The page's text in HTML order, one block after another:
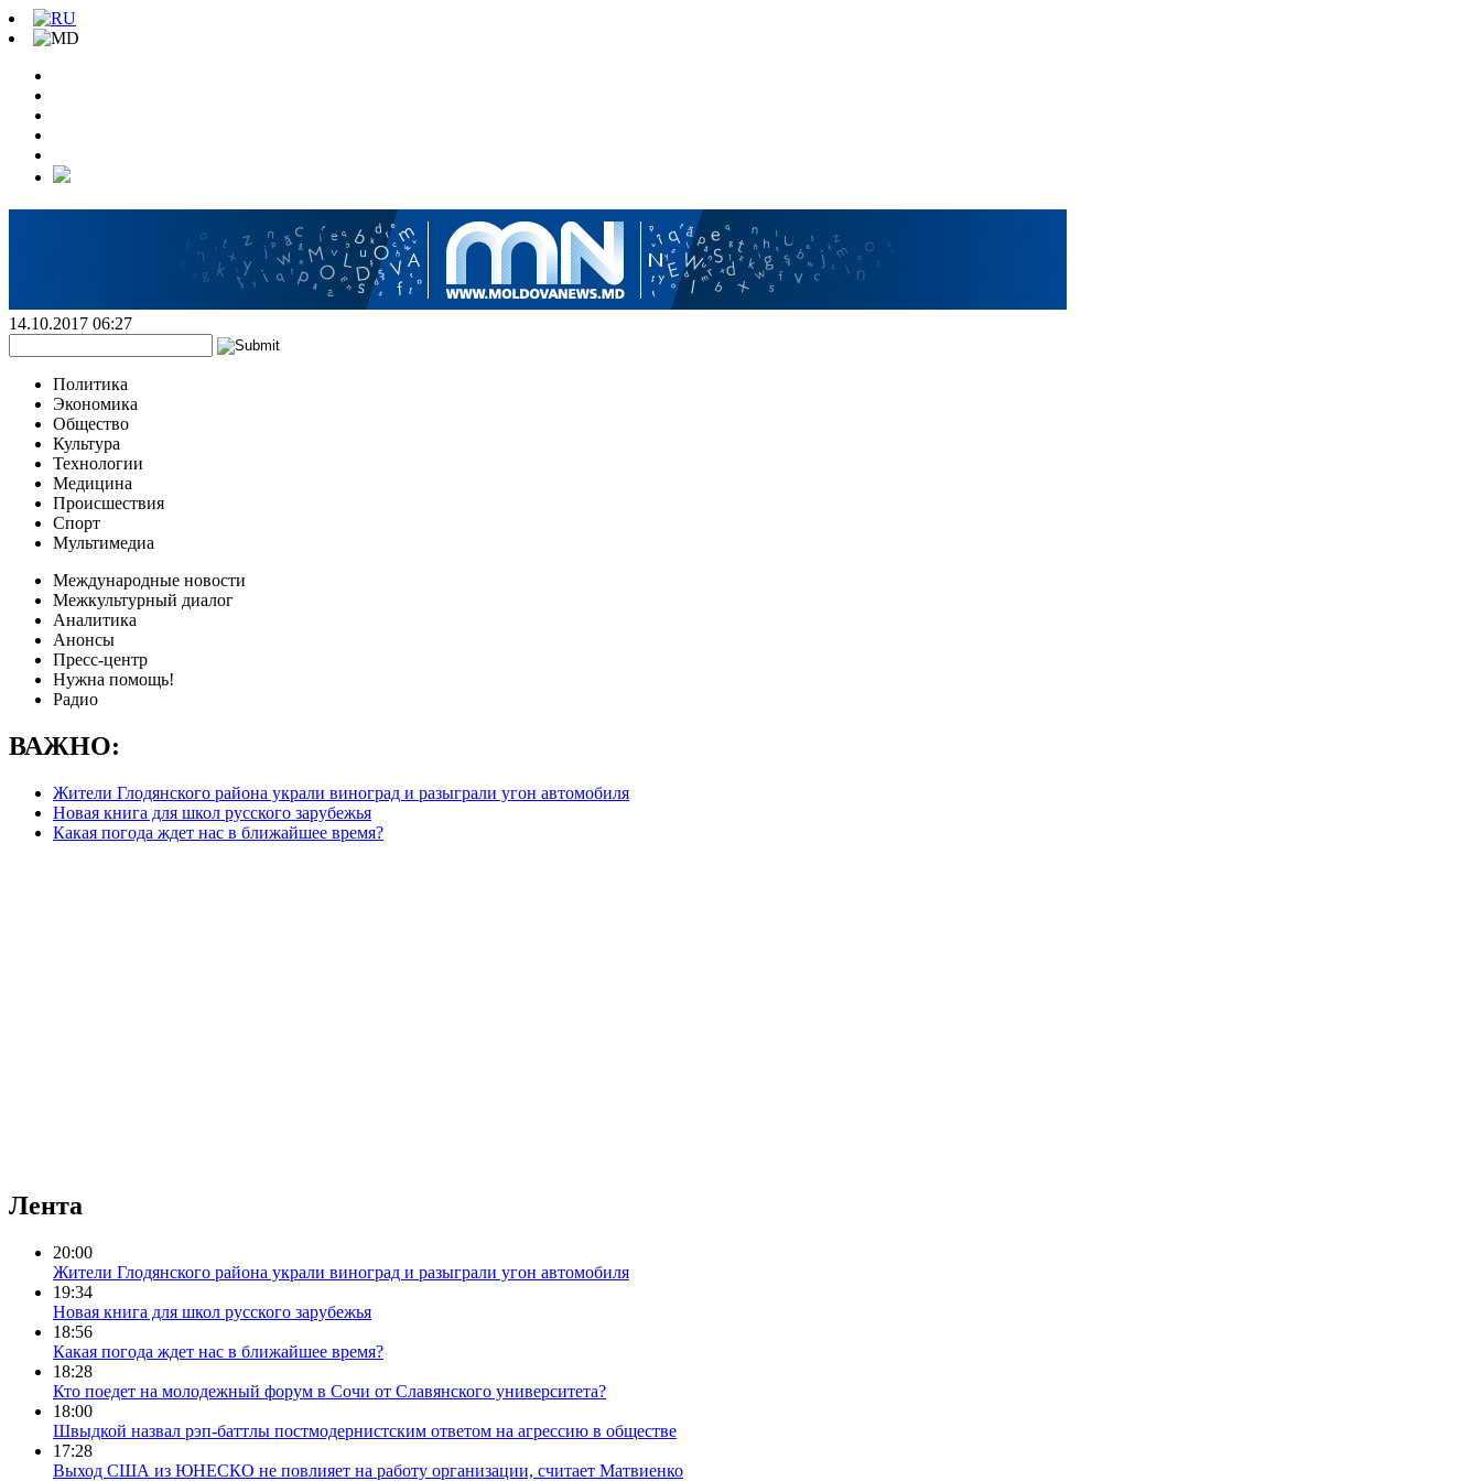
14.10.2017 06:27
Политика
Экономика
Общество
Культура
Технологии
Медицина
Происшествия
Спорт
Мультимедиа
Международные новости
Межкультурный диалог
Аналитика
Анонсы
Пресс-центр
Нужна помощь!
Радио
ВАЖНО:
Жители Глодянского района украли виноград и разыграли угон автомобиля
Новая книга для школ русского зарубежья
Какая погода ждет нас в ближайшее время?
Лента
20:00
Жители Глодянского района украли виноград и разыграли угон автомобиля
19:34
Новая книга для школ русского зарубежья
18:56
Какая погода ждет нас в ближайшее время?
18:28
Кто поедет на молодежный форум в Сочи от Славянского университета?
18:00
Швыдкой назвал рэп-баттлы постмодернистским ответом на агрессию в обществе
17:28
Выход США из ЮНЕСКО не повлияет на работу организации, считает Матвиенко